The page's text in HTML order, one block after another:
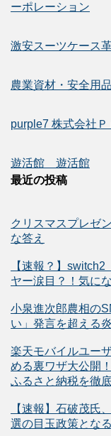
ーポレーション
激安スーツケース
農業資材・安全用
purple7 株式会社
遊活館 遊活館
最近の投稿
クリスマスプレゼ
な答え
【速報？】
ヤー涙目？！気に
小泉進次郎農相の
い」発言を超える
楽天モバイルユー
める裏ワザ大公開
ふるさと納税を徹
【速報】石破茂氏
選の目玉政策とな